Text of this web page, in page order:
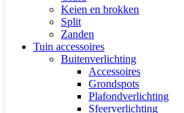
Keien en brokken
Split
Zanden
Tuin accessoires
Buitenverlichting
Accessoires
Grondspots
Plafondverlichting
Sfeerverlichting